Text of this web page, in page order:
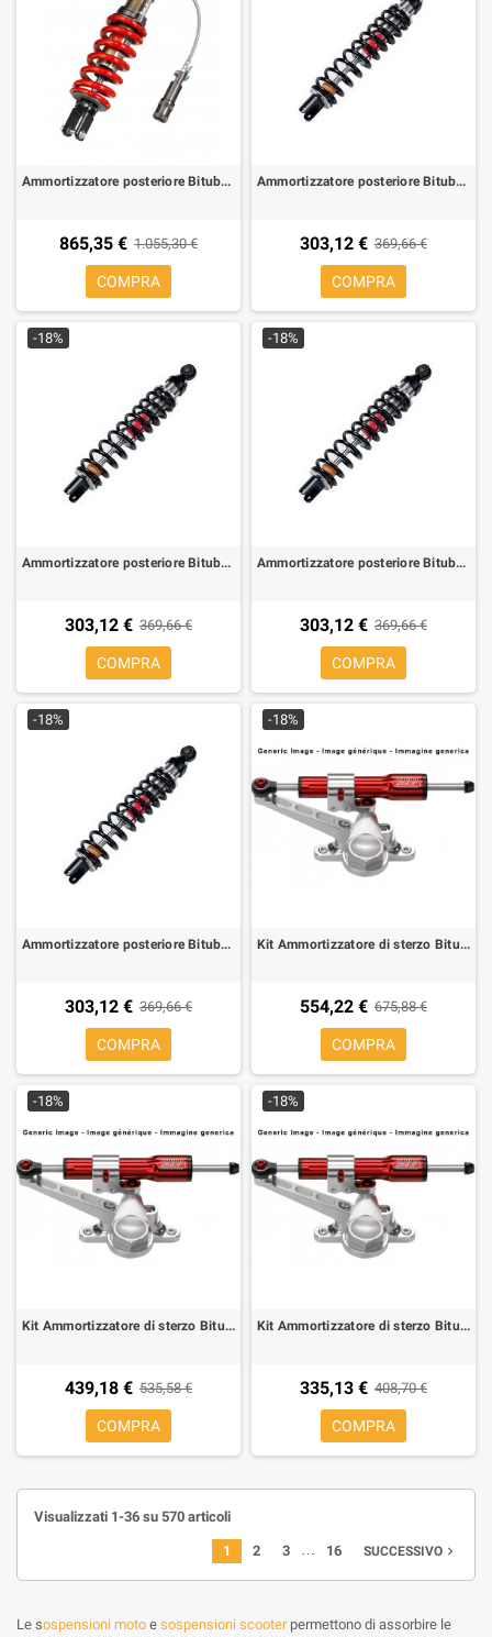
Ammortizzatore posteriore Bitubo XZE31 per Aprilia ETV 1000 Capo Nord 01-03, ABS 04-07
865,35 € 1.055,30 €
COMPRA
Ammortizzatore posteriore Bitubo WZB02 per Aprilia Atlantic 125/200 03-12, 250 04-12
303,12 € 369,66 €
COMPRA
-18%
Ammortizzatore posteriore Bitubo WZB02 per Aprilia Scarabeo 100 00-02
303,12 € 369,66 €
COMPRA
-18%
Ammortizzatore posteriore Bitubo WZB02 per Aprilia Scarabeo 125/150/200 99-07, 200 GT, 250 04-06
303,12 € 369,66 €
COMPRA
-18%
Ammortizzatore posteriore Bitubo WZB02 per Aprilia SR 125/150 99-02
303,12 € 369,66 €
COMPRA
-18%
Kit Ammortizzatore di sterzo Bitubo per Aprilia RS 125 95-08,
554,22 € 675,88 €
COMPRA
-18%
Kit Ammortizzatore di sterzo Bitubo per Aprilia RS 250 95-02,
439,18 € 535,58 €
COMPRA
-18%
Kit Ammortizzatore di sterzo Bitubo per Aprilia RSV 1000 04-, Tuono 05-,
335,13 € 408,70 €
COMPRA
Visualizzati 1-36 su 570 articoli
1 2 3 … 16 SUCCESSIVO navigate_next
Le sospensioni moto e sospensioni scooterpermettono di assorbire le